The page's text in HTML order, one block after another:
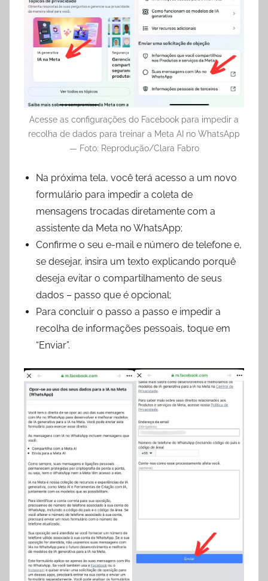
Acesse as configurações do Facebook para impedir a
recolha de dados para treinar a Meta AI no WhatsApp
— Foto: Reprodução/Clara Fabro
Na próxima tela, você terá acesso a um novo
formulário para impedir a coleta de
mensagens trocadas diretamente com a
assistente da Meta no WhatsApp;
Confirme o seu e-mail e número de telefone e,
se desejar, insira um texto explicando porquê
deseja evitar o compartilhamento de seus
dados – passo que é opcional;
Para concluir o passo a passo e impedir a
recolha de informações pessoais, toque em
“Enviar”.